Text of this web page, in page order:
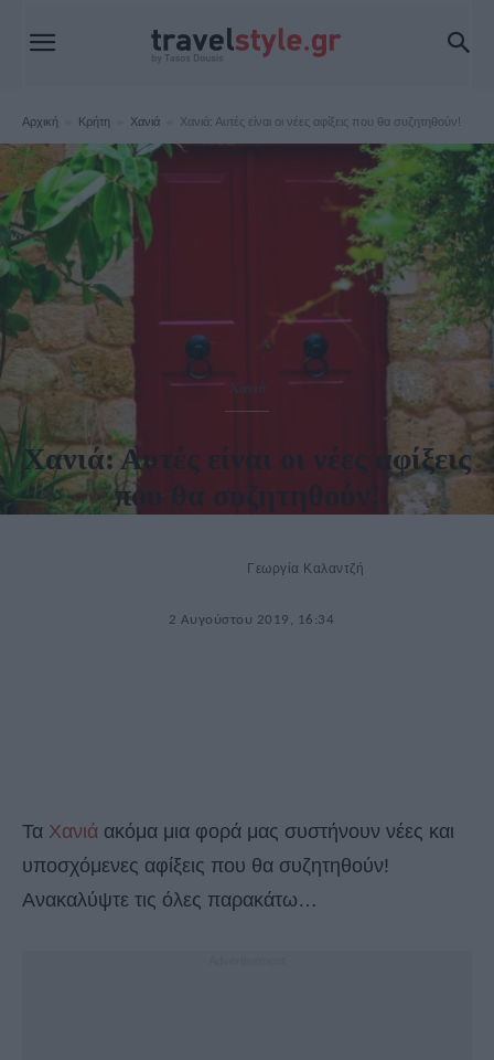
Αρχική Κρήτη Χανιά Χανιά: Αυτές είναι οι νέες αφίξεις που θα συζητηθούν!
Χανιά: Αυτές είναι οι νέες αφίξεις
που θα συζητηθούν!
Γεωργία Καλαντζή
2 Αυγούστου 2019, 16:34
Τα Χανιά ακόμα μια φορά μας συστήνουν νέες και
υποσχόμενες αφίξεις που θα συζητηθούν!
Ανακαλύψτε τις όλες παρακάτω…